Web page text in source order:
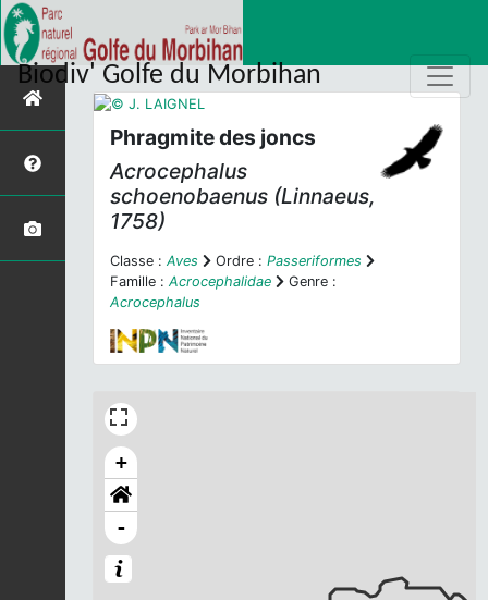
Biodiv' Golfe du Morbihan
Phragmite des joncs
Acrocephalus
schoenobaenus (Linnaeus,
1758)
Classe : Aves Ordre : Passeriformes
Famille : Acrocephalidae
Genre :
Acrocephalus
+
-